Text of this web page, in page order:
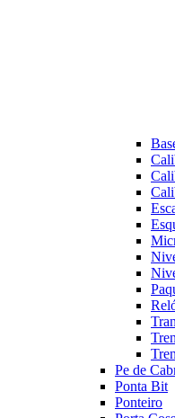
Pe de
Ponta Bit
Ponteiro